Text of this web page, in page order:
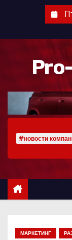
р
#новости
МАРКЕТИНГ